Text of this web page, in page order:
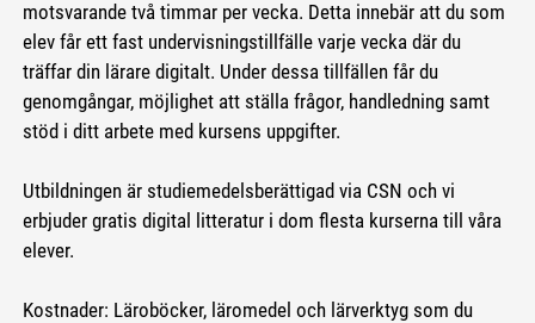
motsvarande två timmar per vecka. Detta innebär att du som
elev får ett fast undervisningstillfälle varje vecka där du
träffar din lärare digitalt. Under dessa tillfällen får du
genomgångar, möjlighet att ställa frågor, handledning samt
stöd i ditt arbete med kursens uppgifter.
Utbildningen är studiemedelsberättigad via CSN och vi
erbjuder gratis digital litteratur i dom flesta kurserna till våra
elever.
Kostnader: Läroböcker, läromedel och lärverktyg som du